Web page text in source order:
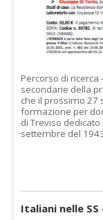
Percorso di
secondarie della
che il prossimo 27
formazione per
di Treviso
settembre del
Italiani nelle